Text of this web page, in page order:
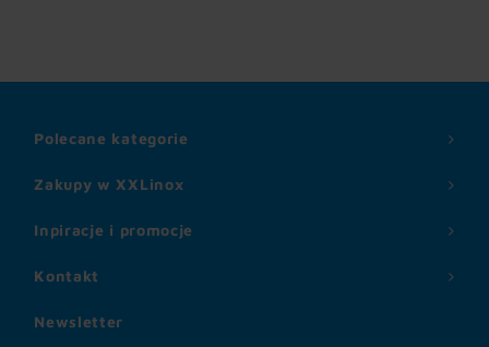
Zakupy w XXLinox
Inpiracje i promocje
Polecane kategorie
Kontakt
Newsletter